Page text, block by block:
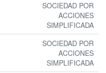
SOCIEDAD POR
ACCIONES
SIMPLIFICADA
SOCIEDAD POR
ACCIONES
SIMPLIFICADA